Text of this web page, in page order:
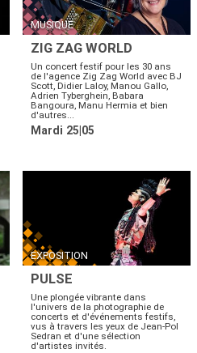
MUSIQUE
ZIG ZAG WORLD
Un concert festif pour les 30 ans
de l'agence Zig Zag World avec BJ
Scott, Didier Laloy, Manou Gallo,
Adrien Tyberghein, Babara
Bangoura, Manu Hermia et bien
d'autres...
Mardi 25|05
EXPOSITION
PULSE
Une plongée vibrante dans
l'univers de la photographie de
concerts et d'événements festifs,
vus à travers les yeux de Jean-Pol
Sedran et d'une sélection
d'artistes invités.